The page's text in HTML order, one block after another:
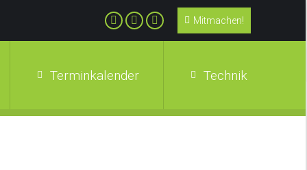
Mitmachen!
Terminkalender Technik